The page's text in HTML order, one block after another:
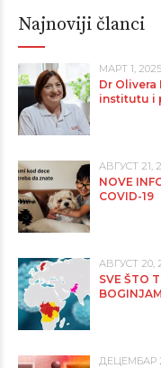
Najnoviji članci
МАРТ 1, 2025
Dr
institutu i
АВГУСТ 21,
NOVE
COVID-19
АВГУСТ 20,
SVE ŠTO
ДЕЦЕМБАР